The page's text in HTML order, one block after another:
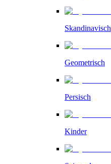
Skandinavisch
Geometrisch
Persisch
Kinder